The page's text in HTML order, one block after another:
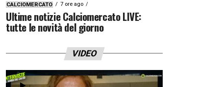
CALCIOMERCATO 7 ore ago
Ultime notizie Calciomercato LIVE:
tutte le novità del giorno
VIDEO